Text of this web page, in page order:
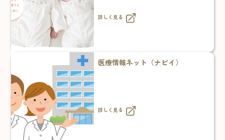
詳しく見る
医療情報ネット（ナビイ）
詳しく見る